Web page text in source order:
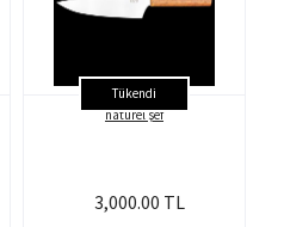
Tükendi
natürel şef
3,000.00 TL